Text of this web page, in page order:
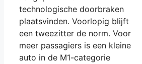
technologische doorbraken
plaatsvinden. Voorlopig blijft
een tweezitter de norm. Voor
meer passagiers is een kleine
auto in de M1-categorie